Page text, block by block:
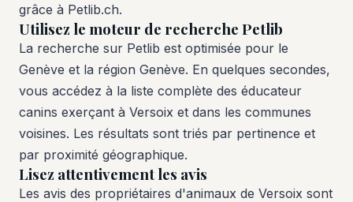
grâce à Petlib.ch.
Utilisez le moteur de recherche Petlib
La recherche sur Petlib est optimisée pour le
Genève et la région Genève. En quelques secondes,
vous accédez à la liste complète des éducateur
canins exerçant à Versoix et dans les communes
voisines. Les résultats sont triés par pertinence et
par proximité géographique.
Lisez attentivement les avis
Les avis des propriétaires d'animaux de Versoix sont